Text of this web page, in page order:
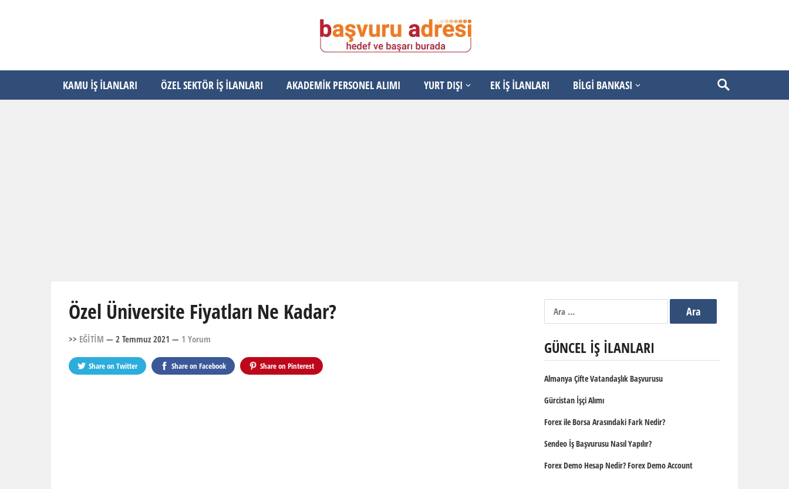
KAMU İŞ İLANLARI ÖZEL SEKTÖR İŞ İLANLARI AKADEMİK PERSONEL ALIMI YURT DIŞI EK İŞ İLANLARI BİLGİ BANKASI
Özel Üniversite Fiyatları Ne Kadar?
>> EĞİTİM — 2 Temmuz 2021 — 1 Yorum
Share on Twitter Share on Facebook Share on Pinterest
GÜNCEL İŞ İLANLARI
Almanya Çifte Vatandaşlık Başvurusu
Gürcistan İşçi Alımı
Forex ile Borsa Arasındaki Fark Nedir?
Sendeo İş Başvurusu Nasıl Yapılır?
Forex Demo Hesap Nedir? Forex Demo Account